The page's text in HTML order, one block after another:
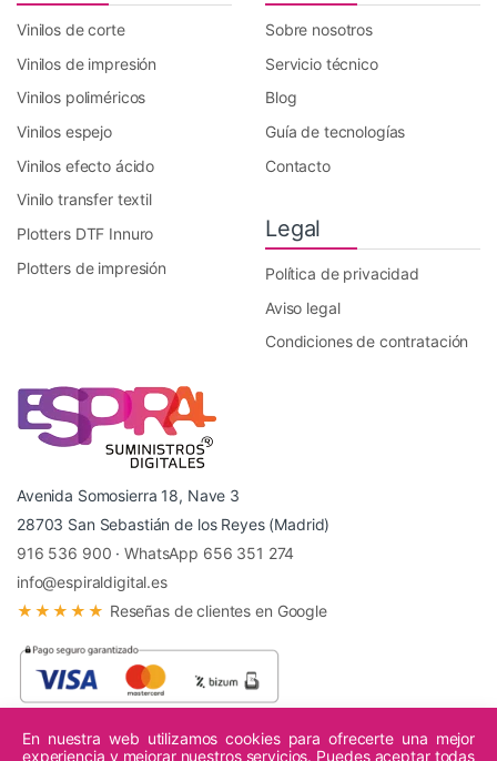
Vinilos de corte
Vinilos de impresión
Vinilos poliméricos
Vinilos espejo
Vinilos efecto ácido
Vinilo transfer textil
Plotters DTF Innuro
Plotters de impresión
Sobre nosotros
Servicio técnico
Blog
Guía de tecnologías
Contacto
Legal
Política de privacidad
Aviso legal
Condiciones de contratación
Avenida Somosierra 18, Nave 3
28703 San Sebastián de los Reyes (Madrid)
916 536 900 ·WhatsApp 656 351 274
info@espiraldigital.es
★★★★★ Reseñas de clientes en Google
En nuestra web utilizamos cookies para ofrecerte una mejor
experiencia y mejorar nuestros servicios. Puedes aceptar todas